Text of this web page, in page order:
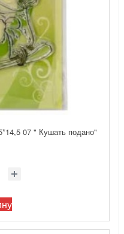
07 " Кушать подано"